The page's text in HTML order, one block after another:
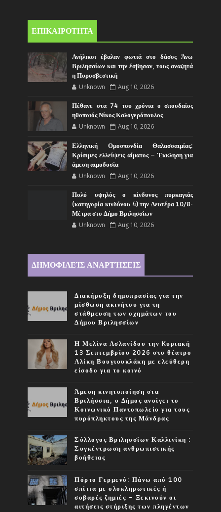
ΕΠΙΚΑΙΡΟΤΗΤΑ
Ανήλικοι έβαλαν φωτιά στο δάσος Άνω
Βριλησσίων και την έσβησαν, τους αναζητά
η Πυροσβεστική
Unknown Aug 10, 2026
Πέθανε στα 74 του χρόνια ο σπουδαίος
ηθοποιός Νίκος Καλογερόπουλος
Unknown Aug 10, 2026
Ελληνική Ομοσπονδία Θαλασσαιμίας:
Κρίσιμες ελλείψεις αίματος – Έκκληση για
άμεση αιμοδοσία
Unknown Aug 10, 2026
Πολύ υψηλός ο κίνδυνος πυρκαγιάς
(κατηγορία κινδύνου 4) την Δευτέρα 10/8-
Μέτρα στο Δήμο Βριλησσίων
Unknown Aug 10, 2026
ΔΗΜΟΦΙΛΕΊΣ ΑΝΑΡΤΉΣΕΙΣ
Διακήρυξη δημοπρασίας για την
μίσθωση ακινήτου για τη
στάθμευση των οχημάτων του
Δήμου Βριλησσίων
Η Μελίνα Ασλανίδου την Kυριακή
13 Σεπτεμβρίου 2026 στο θέατρο
Αλίκη Βουγιουκλάκη με ελεύθερη
είσοδο για το κοινό
Άμεση κινητοποίηση στα
Βριλήσσια, ο Δήμος ανοίγει το
Κοινωνικό Παντοπωλείο για τους
πυρόπληκτους της Μάνδρας
Σύλλογος Βριλησσίων Καλλινίκη :
Συγκέντρωση ανθρωπιστικής
βοήθειας
Πόρτο Γερμενό: Πάνω από 100
σπίτια με ολοκληρωτικές ή
σοβαρές ζημιές – Ξεκινούν οι
αιτήσεις στήριξης των πληγέντων